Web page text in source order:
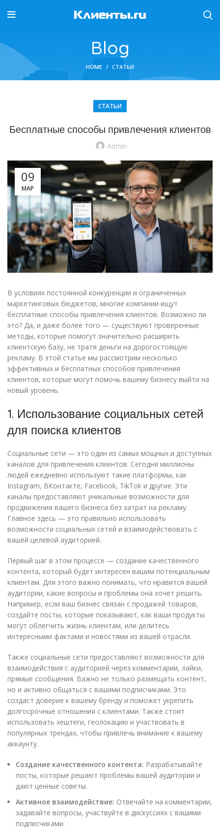
Blog
HOME СТАТЬИ
СТАТЬИ
Бесплатные способы привлечения клиентов
Admin
09
МАР
В условиях постоянной конкуренции и ограниченных
маркетинговых бюджетов, многие компании ищут
бесплатные способы привлечения клиентов. Возможно ли
это? Да, и даже более того — существуют проверенные
методы, которые помогут значительно расширить
клиентскую базу, не тратя деньги на дорогостоящую
рекламу. В этой статье мы рассмотрим несколько
эффективных и бесплатных способов привлечения
клиентов, которые могут помочь вашему бизнесу выйти на
новый уровень.
1. Использование социальных сетей
для поиска клиентов
Социальные сети — это один из самых мощных и доступных
каналов для привлечения клиентов. Сегодня миллионы
людей ежедневно используют такие платформы, как
Instagram, ВКонтакте, Facebook, TikTok и другие. Эти
каналы предоставляют уникальные возможности для
продвижения вашего бизнеса без затрат на рекламу.
Главное здесь — это правильно использовать
возможности социальных сетей и взаимодействовать с
вашей целевой аудиторией.
Первый шаг в этом процессе — создание качественного
контента, который будет интересен вашим потенциальным
клиентам. Для этого важно понимать, что нравится вашей
аудитории, какие вопросы и проблемы она хочет решить.
Например, если ваш бизнес связан с продажей товаров,
создайте посты, которые показывают, как ваши продукты
могут облегчить жизнь клиентам, или делитесь
интересными фактами и новостями из вашей отрасли.
Также социальные сети предоставляют возможности для
взаимодействия с аудиторией через комментарии, лайки,
прямые сообщения. Важно не только размещать контент,
но и активно общаться с вашими подписчиками. Это
создаст доверие к вашему бренду и поможет укрепить
долгосрочные отношения с клиентами. Также стоит
использовать хештеги, геолокацию и участвовать в
популярных трендах, чтобы привлечь внимание к вашему
аккаунту.
Создание качественного контента: Разрабатывайте
посты, которые решают проблемы вашей аудитории и
дают ценные советы.
Активное взаимодействие: Отвечайте на комментарии,
задавайте вопросы, участвуйте в дискуссиях с вашими
подписчиками.